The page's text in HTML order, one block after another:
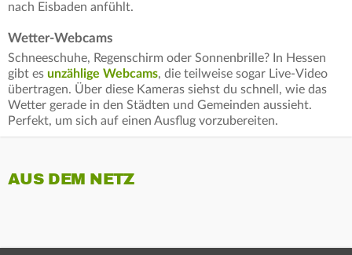
nach Eisbaden anfühlt.
Wetter-Webcams
Schneeschuhe, Regenschirm oder Sonnenbrille? In Hessen
gibt es unzählige Webcams, die teilweise sogar Live-Video
übertragen. Über diese Kameras siehst du schnell, wie das
Wetter gerade in den Städten und Gemeinden aussieht.
Perfekt, um sich auf einen Ausflug vorzubereiten.
AUS DEM NETZ